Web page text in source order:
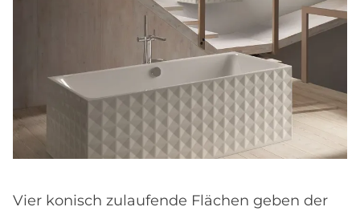
Vier konisch zulaufende Flächen geben der